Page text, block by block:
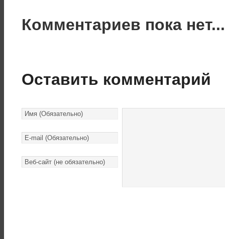
Комментариев пока
Оставить комментарий